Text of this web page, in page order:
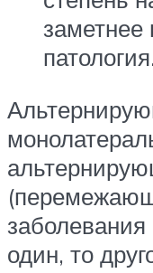
патология.
один, то